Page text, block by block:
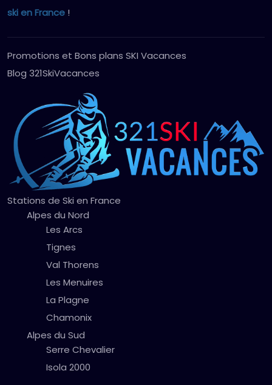
ski en France !
Promotions et Bons plans SKI Vacances
Blog 321SkiVacances
Stations de Ski en France
Alpes du Nord
Les Arcs
Tignes
Val Thorens
Les Menuires
La Plagne
Chamonix
Alpes du Sud
Serre Chevalier
Isola 2000